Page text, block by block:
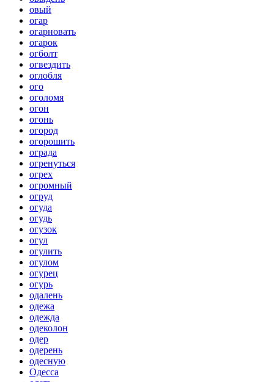
овый
огар
огарновать
огарок
огболт
огвездить
оглобля
ого
оголомя
огон
огонь
огород
огорошить
ограда
огренуться
огрех
огромный
огруд
огуда
огудь
огузок
огул
огулить
огулом
огурец
огурь
одалень
одежа
одежда
одеколон
одер
одерень
одесную
Одесса